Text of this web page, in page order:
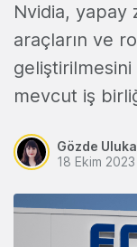
Nvidia, yapay
araçların ve
geliştirilmesini
mevcut iş
Gözde
18 Ekim 2023